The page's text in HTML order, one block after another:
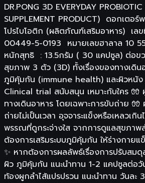
DR.PONG 3D EVERYDAY
SUPPLEMENT PRODUCT) ดอกเตอร์
โปรไบโอติก (ผลิตภัณฑ์เสริมอาหาร) เล
00449-5-0193 หมายเลขฮาลาล 10
หนักสุทธิ : 13.5กรัม ( 30 แคปซูล) ต่อข
สุขภาพ 3 ตัว (3D) ทั้งเรื่องของทางเดิ
ภูมิคุ้มกัน (immune health) และผิวหนั
Clinical trial สนับสนุน เหมาะกับใคร 🧤
ทางเดินอาหาร โดยเฉพาะการขับถ่าย
ถ่ายไม่เป็นเวลา อุจจาระแข็งหรือเหลวเ
พรรณที่ดูกระจ่างใส จากการดูแลสุขภาพ
ต้องการเสริมระบบภูมิคุ้มกัน ให้ร่างกายแ
✨ หากต้องการผลลัพธ์เรื่องการปรับสม
ผิว ภูมิคุ้มกัน แนะนำทาน 1-2 แคปซูลต่อวั
ท้องผูกลำไส้แปรปรวน แนะนำทาน วันละ